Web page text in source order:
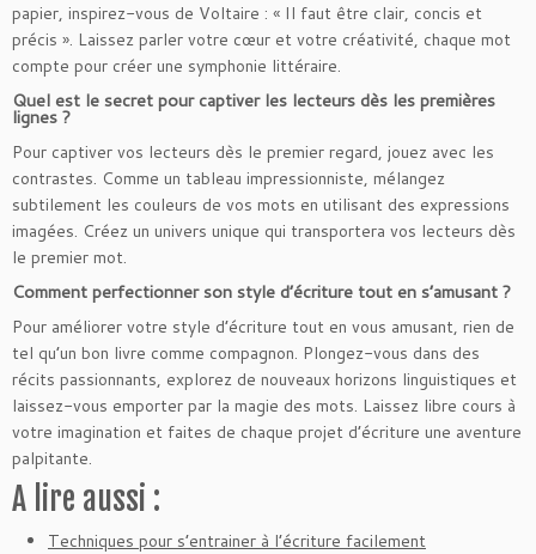
papier, inspirez-vous de Voltaire : « Il faut être clair, concis et
précis ». Laissez parler votre cœur et votre créativité, chaque mot
compte pour créer une symphonie littéraire.
Quel est le secret pour captiver les lecteurs dès les premières
lignes ?
Pour captiver vos lecteurs dès le premier regard, jouez avec les
contrastes. Comme un tableau impressionniste, mélangez
subtilement les couleurs de vos mots en utilisant des expressions
imagées. Créez un univers unique qui transportera vos lecteurs dès
le premier mot.
Comment perfectionner son style d’écriture tout en s’amusant ?
Pour améliorer votre style d’écriture tout en vous amusant, rien de
tel qu’un bon livre comme compagnon. Plongez-vous dans des
récits passionnants, explorez de nouveaux horizons linguistiques et
laissez-vous emporter par la magie des mots. Laissez libre cours à
votre imagination et faites de chaque projet d’écriture une aventure
palpitante.
A lire aussi :
Techniques pour s’entrainer à l’écriture facilement